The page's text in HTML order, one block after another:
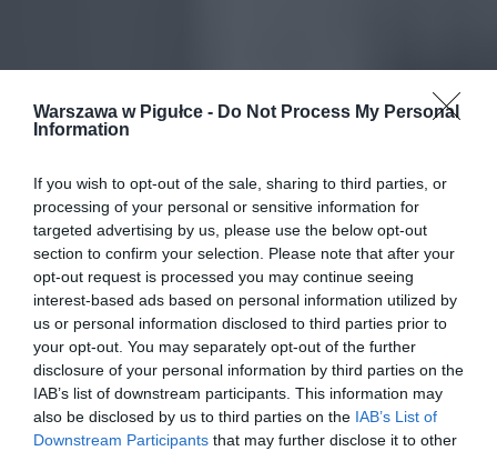
Warszawa w Pigułce - Do Not Process My Personal
Information
If you wish to opt-out of the sale, sharing to third parties, or
processing of your personal or sensitive information for
targeted advertising by us, please use the below opt-out
section to confirm your selection. Please note that after your
opt-out request is processed you may continue seeing
interest-based ads based on personal information utilized by
us or personal information disclosed to third parties prior to
your opt-out. You may separately opt-out of the further
disclosure of your personal information by third parties on the
IAB’s list of downstream participants. This information may
also be disclosed by us to third parties on the IAB’s List of
Downstream Participants that may further disclose it to other